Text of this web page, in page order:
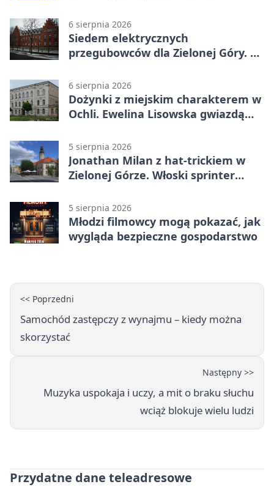
6 sierpnia 2026
Siedem elektrycznych
przegubowców dla Zielonej Góry. To
6 sierpnia 2026
Dożynki z miejskim charakterem w
Ochli. Ewelina Lisowska gwiazdą
5 sierpnia 2026
Jonathan Milan z hat-trickiem w
Zielonej Górze. Włoski sprinter
5 sierpnia 2026
Młodzi filmowcy mogą pokazać, jak
wygląda bezpieczne gospodarstwo
<< Poprzedni
Samochód zastępczy z wynajmu – kiedy można
skorzystać
Następny >>
Muzyka uspokaja i uczy, a mit o braku słuchu
wciąż blokuje wielu ludzi
Przydatne dane teleadresowe